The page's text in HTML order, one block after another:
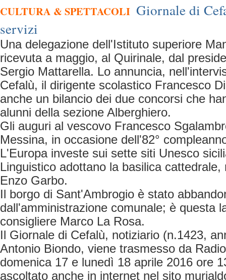
CULTURA & SPETTACOLI Giornale di
servizi
Una delegazione dell'Istituto superiore
ricevuta a maggio, al Quirinale, dal
Sergio Mattarella. Lo annuncia,
Cefalù, il dirigente scolastico Francesco
anche un bilancio dei due concorsi che
alunni della sezione Alberghiero.
Gli auguri al vescovo Francesco
Messina, in occasione dell'82°
L'Europa investe sui sette siti Unesco
Linguistico adottano la basilica
Enzo Garbo.
Il borgo di Sant'Ambrogio è stato
dall'amministrazione comunale; è questa
consigliere Marco La Rosa.
Il Giornale di Cefalù, notiziario (n.1423,
Antonio Biondo, viene trasmesso da
domenica 17 e lunedì 18 aprile 2016 ore
ascoltato anche in internet nel sito